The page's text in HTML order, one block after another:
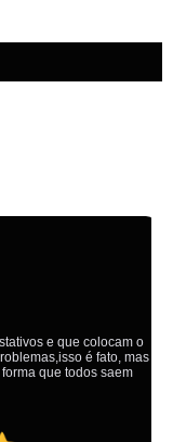
e que colocam o
é fato, mas
que todos saem